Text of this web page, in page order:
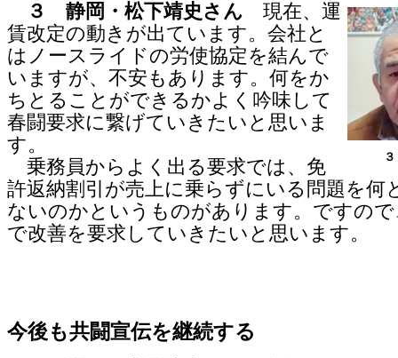
３ 静岡・松下靖史さん 現在、運
賃改定の動きが出ています。会社と
はノースライドの労使協定を結んで
いますが、不安もあります。何をか
ちとることができるかよく吟味して
春闘要求に繋げていきたいと思いま
す。
乗務員からよく出る要求では、免
許返納割引が売上に乗らずにいる問題を何
ないのかというものがあります。ですので
で改善を要求していきたいと思います。
今後も共闘宣伝を継続する